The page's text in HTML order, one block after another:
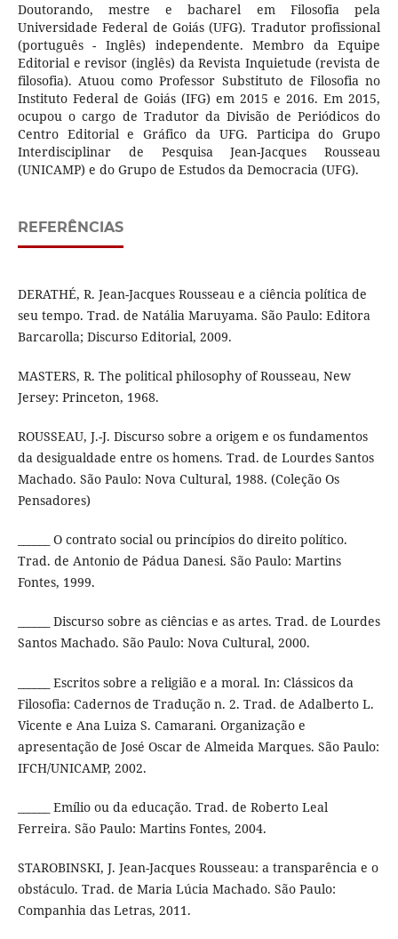
Doutorando, mestre e bacharel em Filosofia pela
Universidade Federal de Goiás (UFG). Tradutor profissional
(português - Inglês) independente. Membro da Equipe
Editorial e revisor (inglês) da Revista Inquietude (revista de
filosofia). Atuou como Professor Substituto de Filosofia no
Instituto Federal de Goiás (IFG) em 2015 e 2016. Em 2015,
ocupou o cargo de Tradutor da Divisão de Periódicos do
Centro Editorial e Gráfico da UFG. Participa do Grupo
Interdisciplinar de Pesquisa Jean-Jacques Rousseau
(UNICAMP) e do Grupo de Estudos da Democracia (UFG).
REFERÊNCIAS
DERATHÉ, R. Jean-Jacques Rousseau e a ciência política de
seu tempo. Trad. de Natália Maruyama. São Paulo: Editora
Barcarolla; Discurso Editorial, 2009.
MASTERS, R. The political philosophy of Rousseau, New
Jersey: Princeton, 1968.
ROUSSEAU, J.-J. Discurso sobre a origem e os fundamentos
da desigualdade entre os homens. Trad. de Lourdes Santos
Machado. São Paulo: Nova Cultural, 1988. (Coleção Os
Pensadores)
______ O contrato social ou princípios do direito político.
Trad. de Antonio de Pádua Danesi. São Paulo: Martins
Fontes, 1999.
______ Discurso sobre as ciências e as artes. Trad. de Lourdes
Santos Machado. São Paulo: Nova Cultural, 2000.
______ Escritos sobre a religião e a moral. In: Clássicos da
Filosofia: Cadernos de Tradução n. 2. Trad. de Adalberto L.
Vicente e Ana Luiza S. Camarani. Organização e
apresentação de José Oscar de Almeida Marques. São Paulo:
IFCH/UNICAMP, 2002.
______ Emílio ou da educação. Trad. de Roberto Leal
Ferreira. São Paulo: Martins Fontes, 2004.
STAROBINSKI, J. Jean-Jacques Rousseau: a transparência e o
obstáculo. Trad. de Maria Lúcia Machado. São Paulo:
Companhia das Letras, 2011.